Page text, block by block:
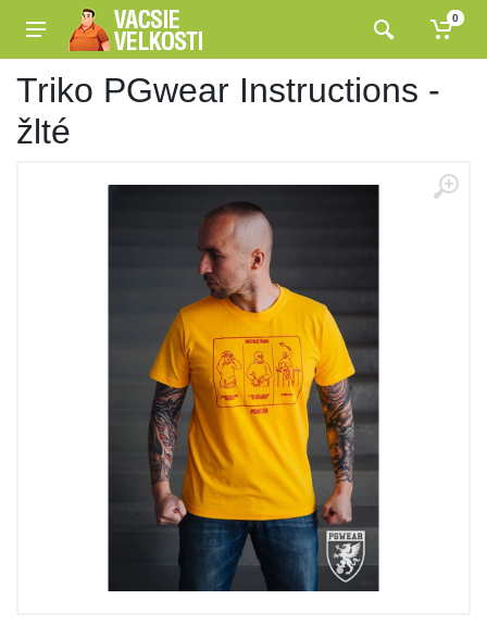
0
Triko PGwear Instructions -
žlté